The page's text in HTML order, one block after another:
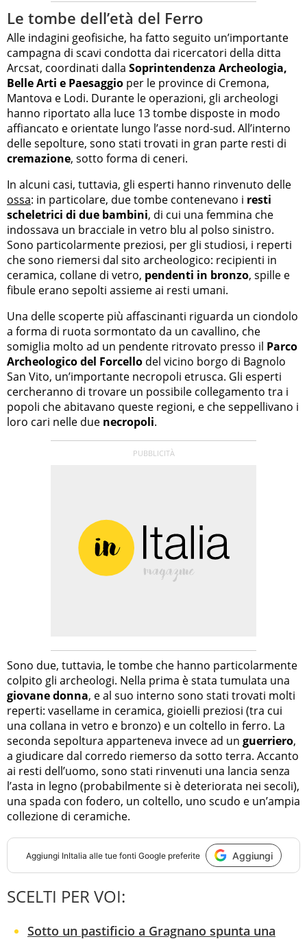
Le tombe dell’età del Ferro
Alle indagini geofisiche, ha fatto seguito un’importante
campagna di scavi condotta dai ricercatori della ditta
Arcsat, coordinati dalla Soprintendenza Archeologia,
Belle Arti e Paesaggio per le province di Cremona,
Mantova e Lodi. Durante le operazioni, gli archeologi
hanno riportato alla luce 13 tombe disposte in modo
affiancato e orientate lungo l’asse nord-sud. All’interno
delle sepolture, sono stati trovati in gran parte resti di
cremazione, sotto forma di ceneri.
In alcuni casi, tuttavia, gli esperti hanno rinvenuto delle
ossa: in particolare, due tombe contenevano i resti
scheletrici di due bambini, di cui una femmina che
indossava un bracciale in vetro blu al polso sinistro.
Sono particolarmente preziosi, per gli studiosi, i reperti
che sono riemersi dal sito archeologico: recipienti in
ceramica, collane di vetro, pendenti in bronzo, spille e
fibule erano sepolti assieme ai resti umani.
Una delle scoperte più affascinanti riguarda un ciondolo
a forma di ruota sormontato da un cavallino, che
somiglia molto ad un pendente ritrovato presso il Parco
Archeologico del Forcello del vicino borgo di Bagnolo
San Vito, un’importante necropoli etrusca. Gli esperti
cercheranno di trovare un possibile collegamento tra i
popoli che abitavano queste regioni, e che seppellivano i
loro cari nelle due necropoli.
Sono due, tuttavia, le tombe che hanno particolarmente
colpito gli archeologi. Nella prima è stata tumulata una
giovane donna, e al suo interno sono stati trovati molti
reperti: vasellame in ceramica, gioielli preziosi (tra cui
una collana in vetro e bronzo) e un coltello in ferro. La
seconda sepoltura apparteneva invece ad un guerriero,
a giudicare dal corredo riemerso da sotto terra. Accanto
ai resti dell’uomo, sono stati rinvenuti una lancia senza
l’asta in legno (probabilmente si è deteriorata nei secoli),
una spada con fodero, un coltello, uno scudo e un’ampia
collezione di ceramiche.
Aggiungi InItalia alle tue fonti Google preferite Aggiungi
SCELTI PER VOI:
Sotto un pastificio a Gragnano spunta una